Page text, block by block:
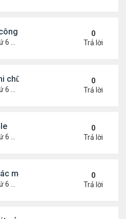
56 người
1:39 pm
0
Trả lời
chữa ho tại nhà
12:39 pm
0
Trả lời
11:43 am
0
Trả lời
mộng trong giấc ngủ?
10:47 am
0
Trả lời